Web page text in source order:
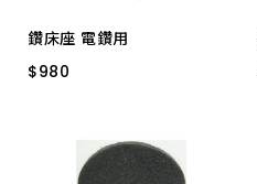
鑽床座 電鑽用
$980
$980